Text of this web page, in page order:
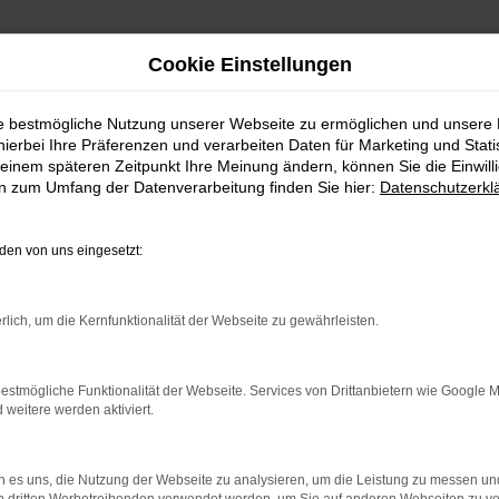
Gebrauchtwagen Top
– PERFEKT FÜR BIELEFELD
perfekt zusammen. Dies ließe sich natürlich auch für
mit VW und sind von der Qualität der Fahrzeuge
nach. Konkret bedeutet dies, dass jedes Auto in unserer
Fahrzeuge auf die Straßen von Bielefeld lassen. Ohne „Wenn
NETWORK ERROR
Cookie Einstellungen
bestmögliche Nutzung unserer Webseite zu ermöglichen und unsere
Ihre Präferenzen und verarbeiten Daten für Marketing und
späteren Zeitpunkt Ihre Meinung ändern, können Sie die
zum Umfang der Datenverarbeitung finden Sie hier:
von uns eingesetzt:
um die Kernfunktionalität der Webseite zu gewährleisten.
Funktionalität der Webseite. Services von Drittanbietern wie Google
weitere werden aktiviert.
es uns, die Nutzung der Webseite zu analysieren, um die Leistung zu messen